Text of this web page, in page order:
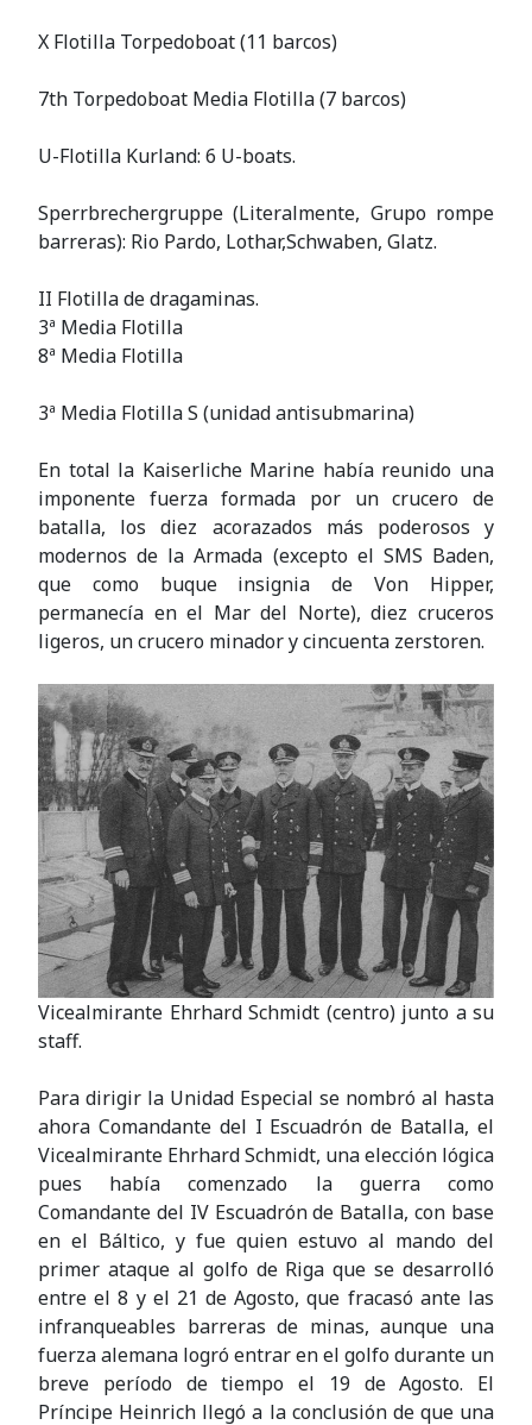
X Flotilla Torpedoboat (11 barcos)
7th Torpedoboat Media Flotilla (7 barcos)
U-Flotilla Kurland: 6 U-boats.
Sperrbrechergruppe (Literalmente, Grupo rompe
barreras): Rio Pardo, Lothar,Schwaben, Glatz.
II Flotilla de dragaminas.
3ª Media Flotilla
8ª Media Flotilla
3ª Media Flotilla S (unidad antisubmarina)
En total la Kaiserliche Marine había reunido una
imponente fuerza formada por un crucero de
batalla, los diez acorazados más poderosos y
modernos de la Armada (excepto el SMS Baden,
que como buque insignia de Von Hipper,
permanecía en el Mar del Norte), diez cruceros
ligeros, un crucero minador y cincuenta zerstoren.
Vicealmirante Ehrhard Schmidt (centro) junto a su
staff.
Para dirigir la Unidad Especial se nombró al hasta
ahora Comandante del I Escuadrón de Batalla, el
Vicealmirante Ehrhard Schmidt, una elección lógica
pues había comenzado la guerra como
Comandante del IV Escuadrón de Batalla, con base
en el Báltico, y fue quien estuvo al mando del
primer ataque al golfo de Riga que se desarrolló
entre el 8 y el 21 de Agosto, que fracasó ante las
infranqueables barreras de minas, aunque una
fuerza alemana logró entrar en el golfo durante un
breve período de tiempo el 19 de Agosto. El
Príncipe Heinrich llegó a la conclusión de que una